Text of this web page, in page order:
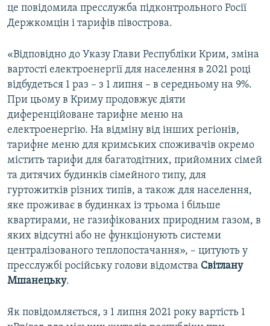
Усі сайти RFE/RL
це повідомила пресслужба підконтрольного Росії
Держкомцін і тарифів півострова.
«Відповідно до Указу Глави Республіки Крим, зміна
вартості електроенергії для населення в 2021 році
відбудеться 1 раз – з 1 липня – в середньому на 9%.
При цьому в Криму продовжує діяти
диференційоване тарифне меню на
електроенергію. На відміну від інших регіонів,
тарифне меню для кримських споживачів окремо
містить тарифи для багатодітних, прийомних сімей
та дитячих будинків сімейного типу, для
гуртожитків різних типів, а також для населення,
яке проживає в будинках із трьома і більше
квартирами, не газифікованих природним газом, в
яких відсутні або не функціонують системи
централізованого теплопостачання», – цитують у
пресслужбі російську голови відомства Світлану
Мшанецьку.
Як повідомляється, з 1 липня 2021 року вартість 1